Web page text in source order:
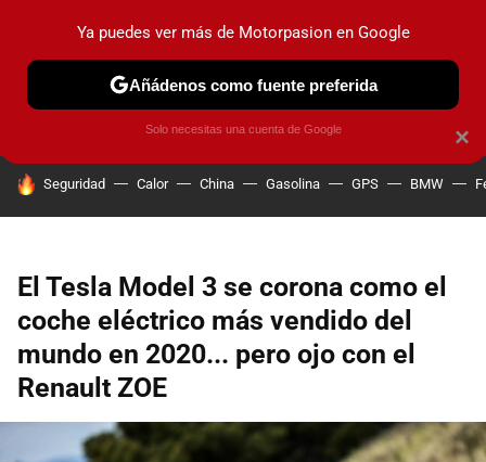
PRUEBAS COCHES ELÉCTRICOS OBSERVATORIO
HOY SE HABLA DE
Seguridad Calor China Gasolina GPS BMW
El Tesla Model 3 se corona como el
coche eléctrico más vendido del
mundo en 2020... pero ojo con el
Renault ZOE
×
Ya puedes ver más de Motorpasion en Google
Añádenos como fuente preferida
Solo necesitas una cuenta de Google